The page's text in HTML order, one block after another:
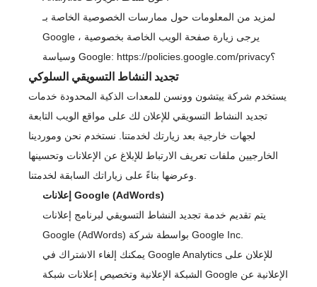
لمزيد من المعلومات حول ممارسات الخصوصية الخاصة بـ
Google ، يرجى زيارة صفحة الويب الخاصة بخصوصية
وسياسة Google:
https://policies.google.com/privacy؟
تجديد النشاط التسويقي السلوكي
يستخدم شركة ييتشون وونسن للمعدات الذكية المحدودة خدمات
تجديد النشاط التسويقي للإعلان لك على مواقع الويب التابعة
لجهات خارجية بعد زيارتك لخدمتنا. نستخدم نحن وموردينا
الخارجيين ملفات تعريف الارتباط للإبلاغ عن الإعلانات وتحسينها
إعلانات Google (AdWords)
يتم تقديم خدمة تجديد النشاط التسويقي لبرنامج إعلانات
Google (AdWords) بواسطة شركة Google Inc.
يمكنك إلغاء الاشتراك في Google Analytics للإعلان على
الشبكة الإعلانية وتخصيص إعلانات شبكة Google الإعلانية عن